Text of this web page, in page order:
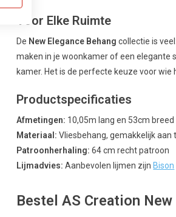
Voor Elke Ruimte
De New Elegance Behang collectie is
maken in je woonkamer of een elegante
kamer. Het is de perfecte keuze voor
Productspecificaties
Afmetingen: 10,05m lang en 53cm breed
Materiaal: Vliesbehang, gemakkelijk aan
Patroonherhaling: 64 cm recht patroon
Lijmadvies: Aanbevolen lijmen zijn Bison
Bestel AS Creation